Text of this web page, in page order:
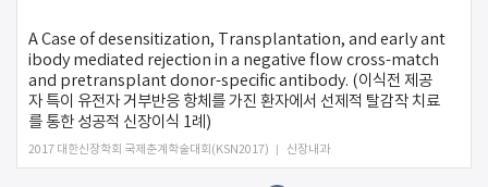
A Case of desensitization, Transplantation, and early ant
ibody mediated rejection in a negative flow cross-match
and pretransplant donor-specific antibody. (이식전 제공
자 특이 유전자 거부반응 항체를 가진 환자에서 선제적 탈감작 치료
를 통한 성공적 신장이식 1례)
2017 대한신장학회 국제춘계학술대회(KSN2017) 신장내과